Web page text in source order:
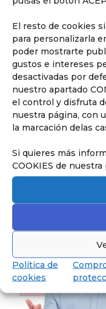
El resto de cookies
para personalizarla
poder mostrarte
gustos e intereses
desactivadas por
nuestro apartado
el control y disfruta
nuestra página, con
la marcación delas
Si quieres más
COOKIES de
Política de
cookies
Nuestros
Descubre todos
ofrecemos en el